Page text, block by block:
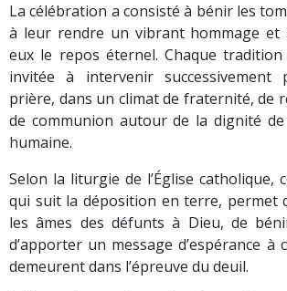
La célébration a consisté à bénir les
à leur rendre un vibrant hommage
eux le repos éternel. Chaque
invitée à intervenir
prière, dans un climat de fraternité, de
de communion autour de la dignité
humaine.
Selon la liturgie de l’Église catholique,
qui suit la déposition en terre, permet
les âmes des défunts à Dieu, de
d’apporter un message d’espérance à
demeurent dans l’épreuve du deuil.